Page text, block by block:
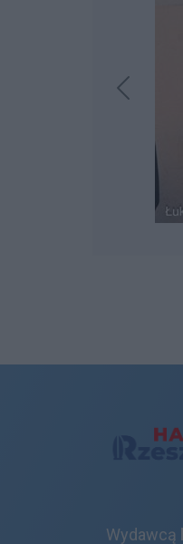
Wydawcą